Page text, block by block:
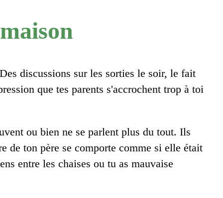
discussions sur les sorties le soir, le fait
que tes parents s'accrochent trop à toi
ou bien ne se parlent plus du tout. Ils
de ton père se comporte comme si elle était
entre les chaises ou tu as mauvaise